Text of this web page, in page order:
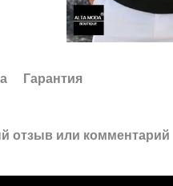
Гарантия
отзыв или комментарий